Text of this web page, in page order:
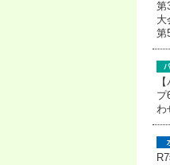
第
大
第
プ
わ